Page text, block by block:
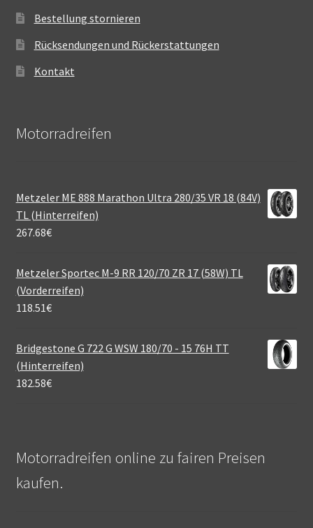
Bestellung stornieren
Rücksendungen und Rückerstattungen
Kontakt
Motorradreifen
Metzeler ME 888 Marathon Ultra 280/35 VR 18 (84V)
TL (Hinterreifen)
267.68€
Metzeler Sportec M-9 RR 120/70 ZR 17 (58W) TL
(Vorderreifen)
118.51€
Bridgestone G 722 G WSW 180/70 - 15 76H TT
(Hinterreifen)
182.58€
Motorradreifen online zu fairen Preisen
kaufen.